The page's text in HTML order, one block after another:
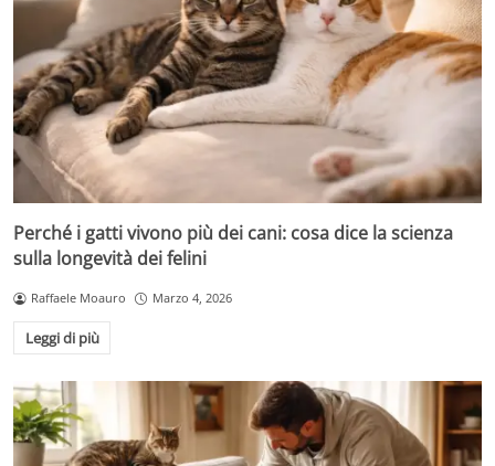
Perché i gatti vivono più dei cani: cosa dice la scienza
sulla longevità dei felini
Raffaele Moauro Marzo 4, 2026
Leggi di più